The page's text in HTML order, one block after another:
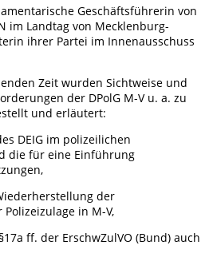
Geschäftsführerin von
im Landtag von Mecklenburg-
ihrer Partei im Innenausschuss
Zeit wurden Sichtweise und
der DPolG M-V u. a. zu
und erläutert:
DEIG im polizeilichen
die für eine Einführung
der
in M-V,
ff. der ErschwZulVO (Bund) auch